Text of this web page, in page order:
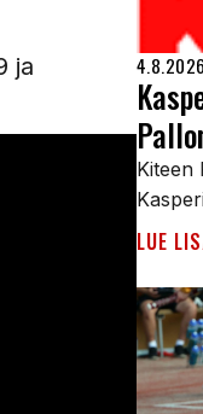
ja
4.8.2026
Kiteen
LUE